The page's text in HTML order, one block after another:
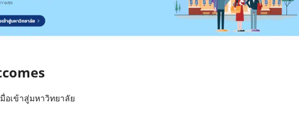
อเข้าสู่มหาวิทยาลัย